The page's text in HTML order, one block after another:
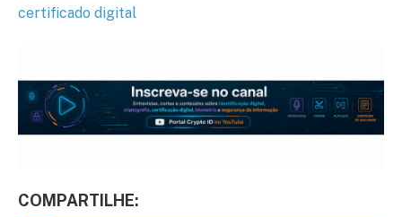
certificado digital
COMPARTILHE: